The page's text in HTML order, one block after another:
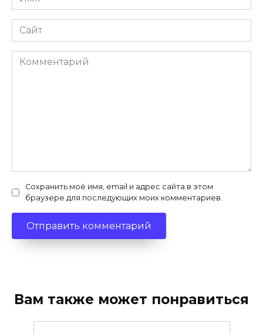
*
Сайт
Комментарий
Сохранить моё имя, email и адрес сайта в этом
браузере для последующих моих комментариев.
Вам также может понравиться